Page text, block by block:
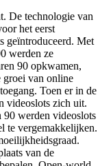
De technologie van
het eerst
geïntroduceerd. Met
werden ze
90 opkwamen,
groei van online
Toen er in de
videoslots zich uit.
90 werden videoslots
te vergemakkelijken.
van de